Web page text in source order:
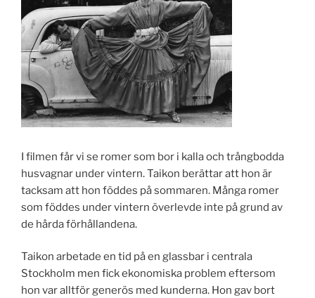
I filmen får vi se romer som bor i kalla och trångbodda
husvagnar under vintern. Taikon berättar att hon är
tacksam att hon föddes på sommaren. Många romer
som föddes under vintern överlevde inte på grund av
de hårda förhållandena.
Taikon arbetade en tid på en glassbar i centrala
Stockholm men fick ekonomiska problem eftersom
hon var alltför generös med kunderna. Hon gav bort